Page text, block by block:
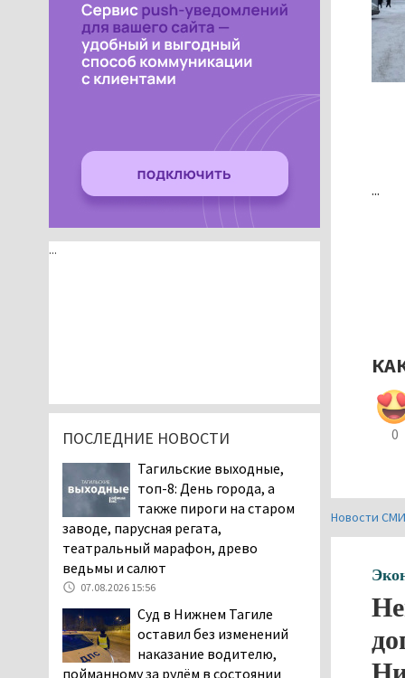
...
0
Новости
...
ПОСЛЕДНИЕ НОВОСТИ
Тагильские выходные,
топ-8: День города, а
также пироги на старом
заводе, парусная регата,
театральный марафон, древо
ведьмы и салют
07.08.2026 15:56
Суд в Нижнем Тагиле
оставил без изменений
наказание водителю,
пойманному за рулём в состоянии